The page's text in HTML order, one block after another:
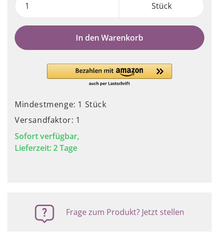
Stück
In den Warenkorb
Mindestmenge: 1 Stück
Versandfaktor: 1
Sofort verfügbar,
Lieferzeit: 2 Tage
Frage zum Produkt? Jetzt stellen